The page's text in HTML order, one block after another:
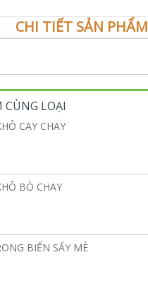
CHI TIẾT SẢN PHẨM
CÙNG LOẠI
CAY CHAY
BÒ CHAY
BIỂN SẤY MÈ